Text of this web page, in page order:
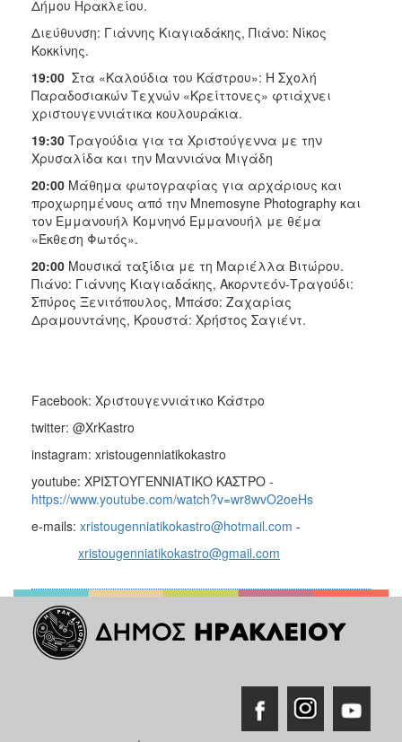
Δήμου Ηρακλείου.
Διεύθυνση: Γιάννης Κιαγιαδάκης, Πιάνο: Νίκος
Κοκκίνης.
19:00 Στα «Καλούδια του Κάστρου»: Η Σχολή
Παραδοσιακών Τεχνών «Κρείττονες» φτιάχνει
χριστουγεννιάτικα κουλουράκια.
19:30 Τραγούδια για τα Χριστούγεννα με την
Χρυσαλίδα και την Μαννιάνα Μιγάδη
20:00 Μάθημα φωτογραφίας για αρχάριους και
προχωρημένους από την Mnemosyne Photography και
τον Εμμανουήλ Κομνηνό Εμμανουήλ με θέμα
«Έκθεση Φωτός».
20:00 Μουσικά ταξίδια με τη Μαριέλλα Βιτώρου.
Πιάνο: Γιάννης Κιαγιαδάκης, Ακορντεόν-Τραγούδι:
Σπύρος Ξενιτόπουλος, Μπάσο: Ζαχαρίας
Δραμουντάνης, Κρουστά: Χρήστος Σαγιέντ.
Facebook: Χριστουγεννιάτικο Κάστρο
twitter: @XrKastro
instagram: xristougenniatikokastro
youtube: ΧΡΙΣΤΟΥΓΕΝΝΙΑΤΙΚΟ ΚΑΣΤΡΟ -
https://www.youtube.com/watch?v=wr8wvO2oeHs
e-mails: xristougenniatikokastro@hotmail.com -
xristougenniatikokastro@gmail.com